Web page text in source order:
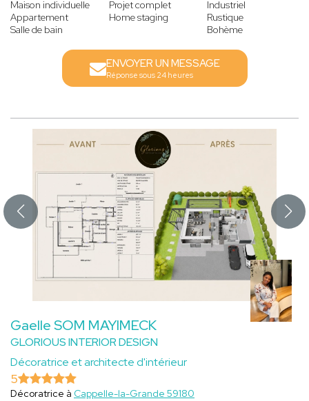
Maison individuelle
Appartement
Salle de bain
Industriel
Rustique
Bohème
Projet complet
Home staging
ENVOYER UN MESSAGE
Réponse sous 24 heures
Gaelle SOM MAYIMECK
GLORIOUS INTERIOR DESIGN
Décoratrice et architecte d'intérieur
5
Décoratrice à Cappelle-la-Grande 59180